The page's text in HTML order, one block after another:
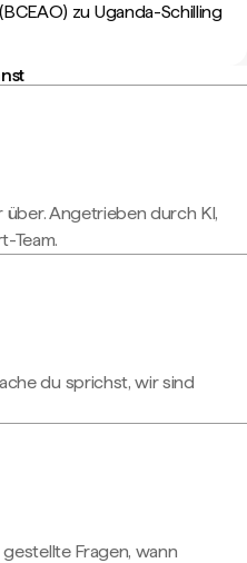
zu Uganda-Schilling
über. Angetrieben durch KI,
Team.
du sprichst, wir sind
Fragen, wann